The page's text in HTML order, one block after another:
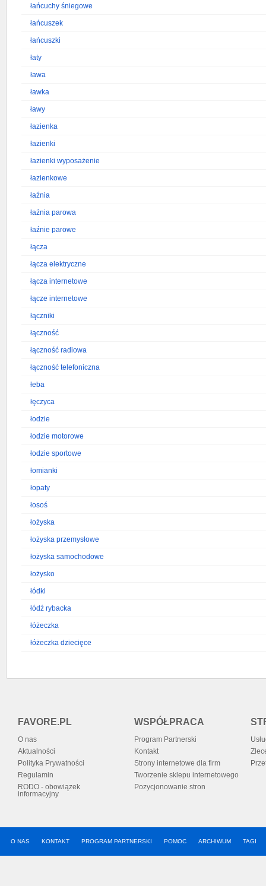
łańcuchy śniegowe
łańcuszek
łańcuszki
łaty
ława
ławka
ławy
łazienka
łazienki
łazienki wyposażenie
łazienkowe
łaźnia
łaźnia parowa
łaźnie parowe
łącza
łącza elektryczne
łącza internetowe
łącze internetowe
łączniki
łączność
łączność radiowa
łączność telefoniczna
łeba
łęczyca
łodzie
łodzie motorowe
łodzie sportowe
łomianki
łopaty
łosoś
łożyska
łożyska przemysłowe
łożyska samochodowe
łożysko
łódki
łódź rybacka
łóżeczka
łóżeczka dziecięce
FAVORE.PL
O nas
Aktualności
Polityka Prywatności
Regulamin
RODO - obowiązek
informacyjny
WSPÓŁPRACA
Program Partnerski
Kontakt
Strony internetowe dla firm
Tworzenie sklepu internetowego
Pozycjonowanie stron
O NAS KONTAKT PROGRAM PARTNERSKI POMOC ARCHIWUM TAGI